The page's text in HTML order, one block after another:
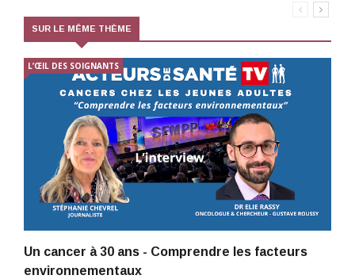
SUR LE MÊME THÈME
L’ŒIL DES SOIGNANTS
Un cancer à 30 ans - Comprendre les facteurs
environnementaux